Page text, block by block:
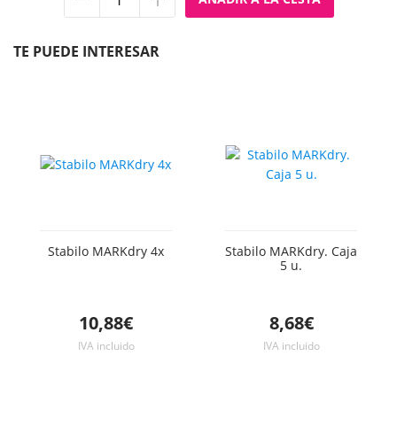
TE PUEDE INTERESAR
Stabilo MARKdry 4x
10,88€
IVA incluido
Stabilo MARKdry. Caja
5 u.
8,68€
IVA incluido